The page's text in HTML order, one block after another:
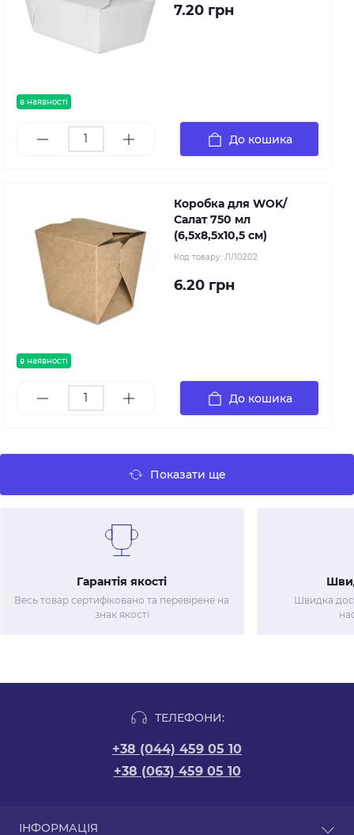
в наявності
7.20 грн
До кошика
в наявності
Коробка для WOK/
Салат 750 мл
(6,5х8,5х10,5 см)
Код товару: ЛЛ0202
6.20 грн
До кошика
Показати ще
Гарантія якості
Весь товар сертифіковано та перевірене на
знак якості
Швидка
ТЕЛЕФОНИ:
+38 (044) 459 05 10
+38 (063) 459 05 10
ІНФОРМАЦІЯ